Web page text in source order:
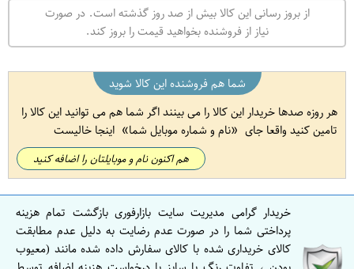
از بروز رسانی این کالا بیش از صد روز گذشته است. در صورت
نیاز از فروشنده بخواهید قیمت را بروز کند.
شما هم فروشنده این کالا شوید
هر روزه صدها خریدار این کالا را می بینند اگر شما هم می توانید این کالا را
تامین کنید واقعا جای
نام و شماره موبایل شما اینجا خالیست
هم اکنون نام و موبایلتان را اضافه کنید
خریدار گرامی مدیریت سایت بازارفوری بازگشت تمام هزینه
پرداختی شما را در صورت عدم رضایت به دلیل عدم مطابقت
کالای خریداری شده با کالای سفارش داده شده مانند (معیوب